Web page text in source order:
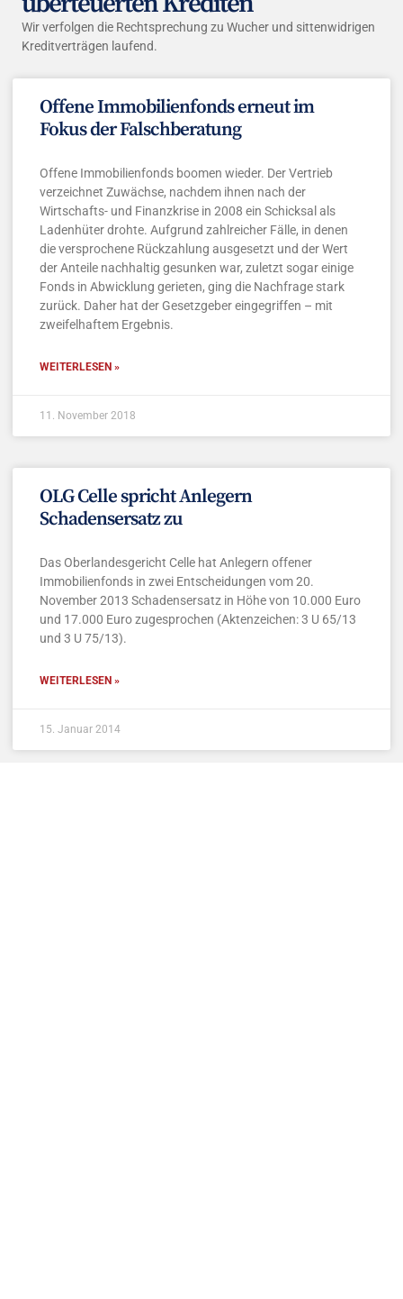
Wir verfolgen die Rechtsprechung zu Wucher und sittenwidrigen
Kreditverträgen laufend.
Offene Immobilienfonds erneut im
Fokus der Falschberatung
Offene Immobilienfonds boomen wieder. Der Vertrieb
verzeichnet Zuwächse, nachdem ihnen nach der
Wirtschafts- und Finanzkrise in 2008 ein Schicksal als
Ladenhüter drohte. Aufgrund zahlreicher Fälle, in denen
die versprochene Rückzahlung ausgesetzt und der Wert
der Anteile nachhaltig gesunken war, zuletzt sogar einige
Fonds in Abwicklung gerieten, ging die Nachfrage stark
zurück. Daher hat der Gesetzgeber eingegriffen – mit
zweifelhaftem Ergebnis.
WEITERLESEN »
11. November 2018
OLG Celle spricht Anlegern
Schadensersatz zu
Das Oberlandesgericht Celle hat Anlegern offener
Immobilienfonds in zwei Entscheidungen vom 20.
November 2013 Schadensersatz in Höhe von 10.000 Euro
und 17.000 Euro zugesprochen (Aktenzeichen: 3 U 65/13
und 3 U 75/13).
WEITERLESEN »
15. Januar 2014